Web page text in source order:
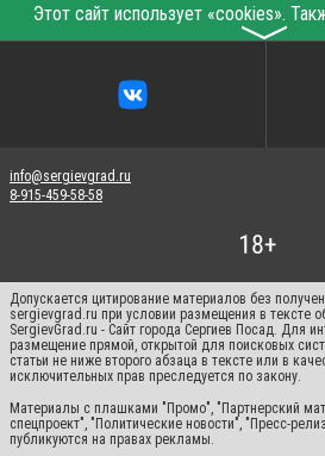
〉
info@sergievgrad.ru
8-915-459-58-58
Допускается цитирование материалов без
sergievgrad.ru при условии размещения в тексте
SergievGrad.ru - Сайт города Сергиев Посад. Для
размещение прямой, открытой для поисковых
статьи не ниже второго абзаца в тексте или в
исключительных прав преследуется по закону.
Материалы с плашками "Промо", "Партнерский
спецпроект", "Политические новости", "Пресс-
публикуются на правах рекламы.